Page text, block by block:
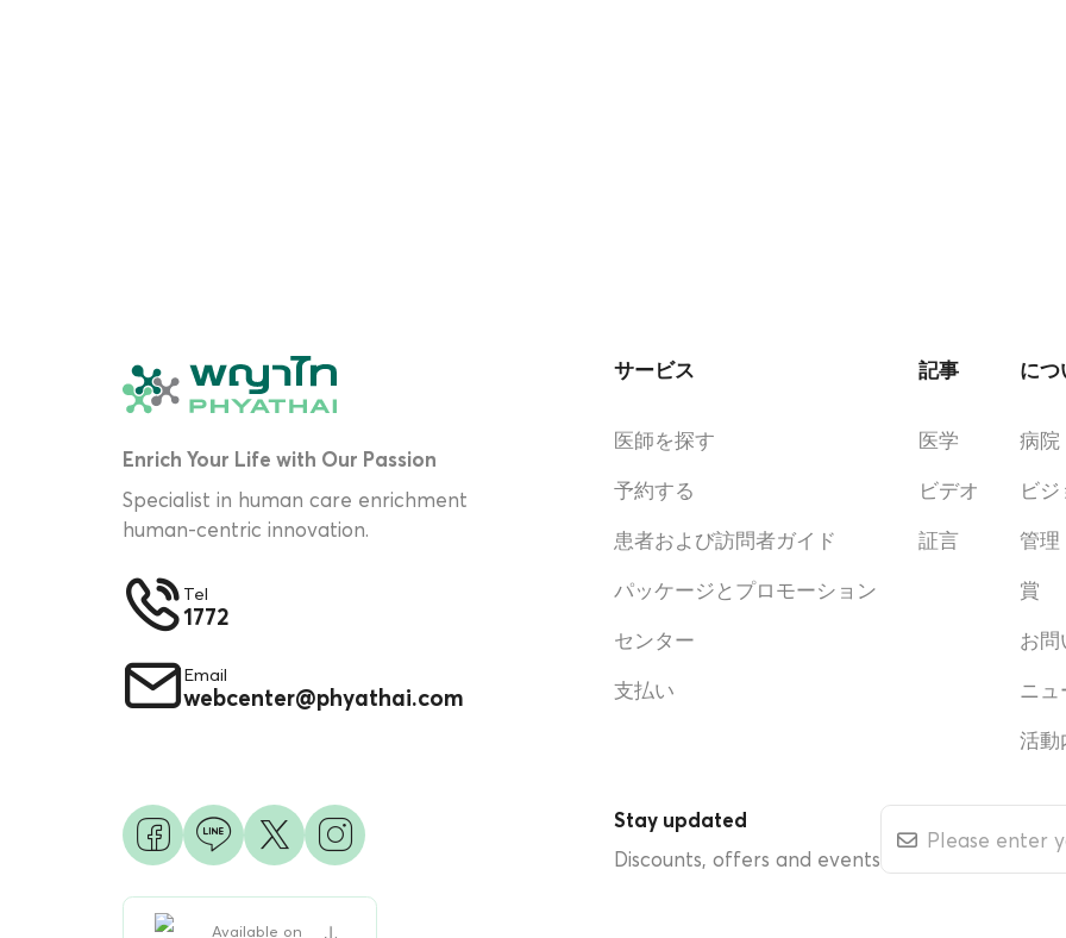
Enrich Your Life with Our Passion
Specialist in human care enrichment
human-centric innovation.
Tel
1772
Email
webcenter@phyathai.com
サービス
医師を探す
予約する
患者および訪問者ガイド
パッケージとプロモーション
センター
支払い
記事
医学
ビデオ
証言
につ
病院
ビ
管理
賞
お問
ニュ
活動
Available on
Stay updated
Discounts, offers and events